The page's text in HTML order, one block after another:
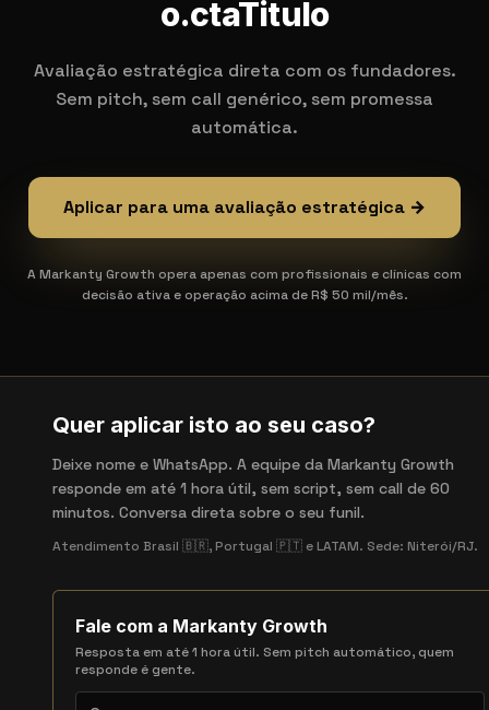
o.ctaTitulo
Avaliação estratégica direta com os fundadores.
Sem pitch, sem call genérico, sem promessa
automática.
Aplicar para uma avaliação estratégica →
A Markanty Growth opera apenas com profissionais e clínicas com
decisão ativa e operação acima de R$ 50 mil/mês.
Quer aplicar isto ao seu caso?
Deixe nome e WhatsApp. A equipe da Markanty Growth
responde em até 1 hora útil, sem script, sem call de 60
minutos. Conversa direta sobre o seu funil.
Atendimento Brasil 🇧🇷, Portugal 🇵🇹 e LATAM. Sede: Niterói/RJ.
Fale com a Markanty Growth
Resposta em até 1 hora útil. Sem pitch automático, quem
responde é gente.